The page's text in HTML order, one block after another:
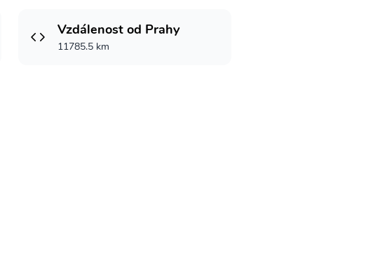
Vzdálenost od Prahy
11785.5 km